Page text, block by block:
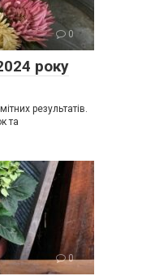
0
року
результатів.
та
0